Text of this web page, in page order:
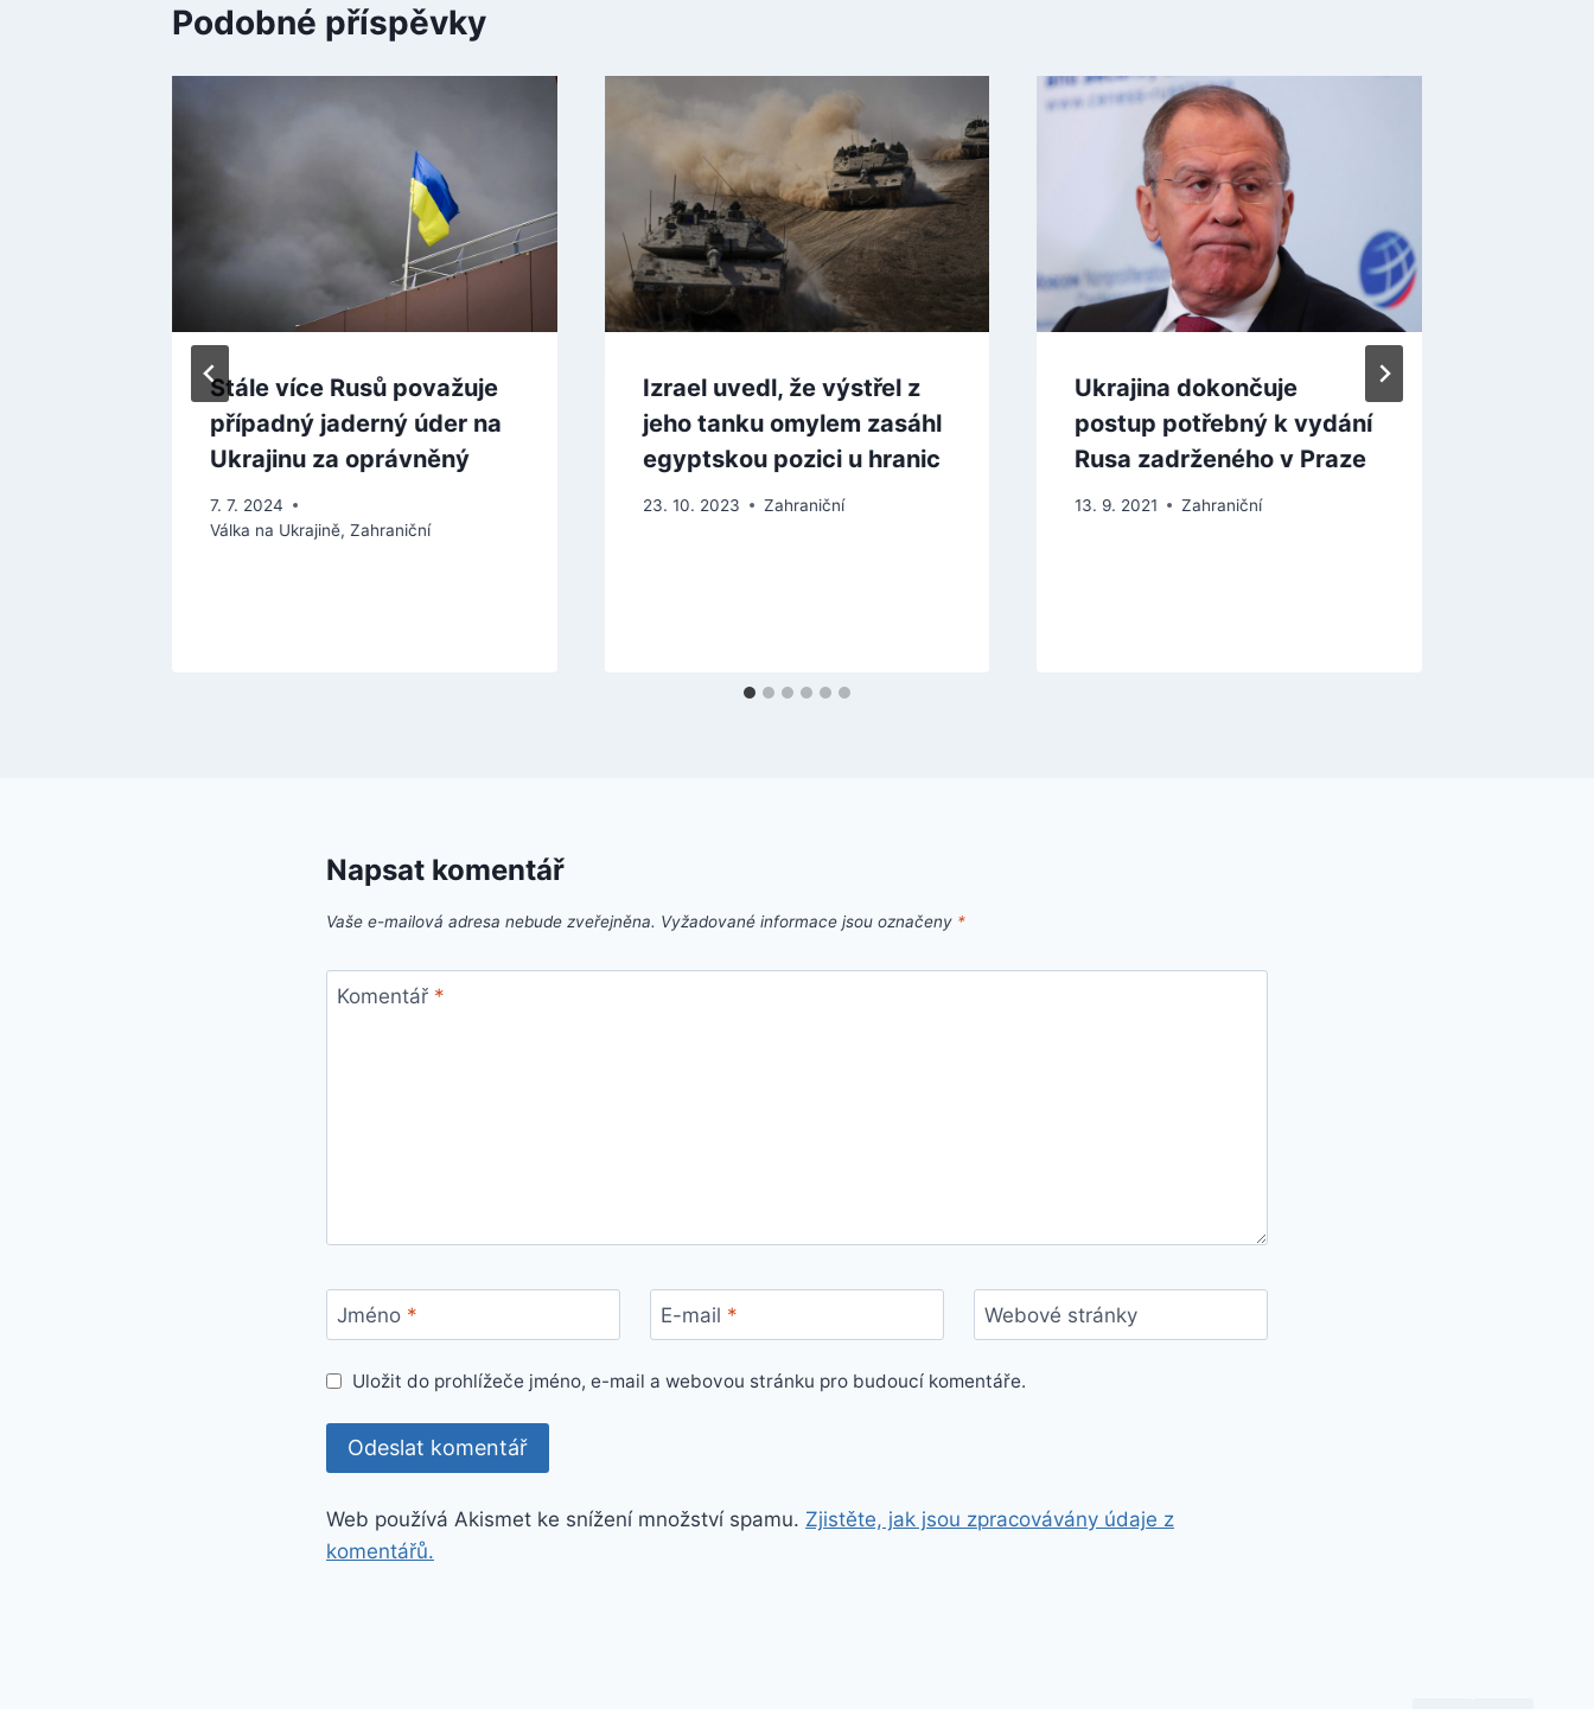
Podobné příspěvky
Stále více Rusů považuje
případný jaderný úder na
Ukrajinu za oprávněný
7. 7. 2024
Válka na Ukrajině, Zahraniční
Izrael uvedl, že výstřel z
jeho tanku omylem zasáhl
egyptskou pozici u hranic
23. 10. 2023 Zahraniční
Ukrajina dokončuje
postup potřebný k vydání
Rusa zadrženého v Praze
13. 9. 2021 Zahraniční
Napsat komentář
Vaše e-mailová adresa nebude zveřejněna. Vyžadované informace jsou označeny *
Komentář *
Jméno * E-mail * Webové stránky
Uložit do prohlížeče jméno, e-mail a webovou stránku pro budoucí komentáře.
Web používá Akismet ke snížení množství spamu. Zjistěte, jak jsou zpracovávány údaje z
komentářů.